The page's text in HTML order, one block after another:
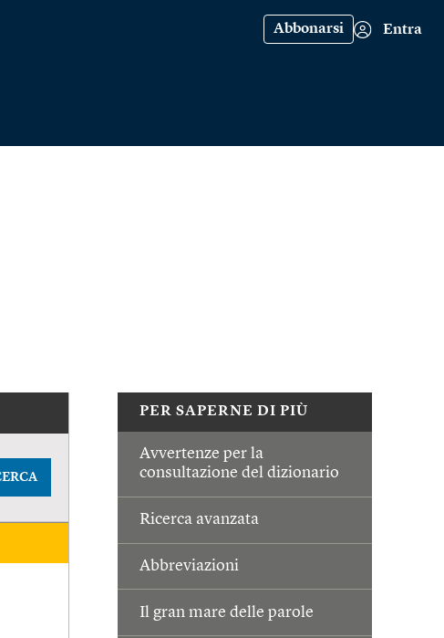
Abbonarsi Entra
PER SAPERNE DI PIÙ
Avvertenze per la
consultazione del dizionario
Ricerca avanzata
Abbreviazioni
Il gran mare delle parole